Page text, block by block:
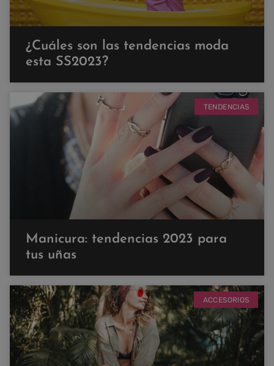
¿Cuáles son las tendencias moda
esta SS2023?
TENDENCIAS
Manicura: tendencias 2023 para
tus uñas
ACCESORIOS